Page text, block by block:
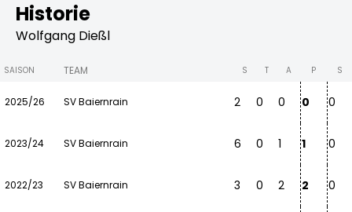
Historie
Wolfgang Dießl
SAISON TEAM S T A P S
2025/26 SV Baiernrain 2 0 0 0 0
2023/24 SV Baiernrain 6 0 1 1 0
2022/23 SV Baiernrain 3 0 2 2 0